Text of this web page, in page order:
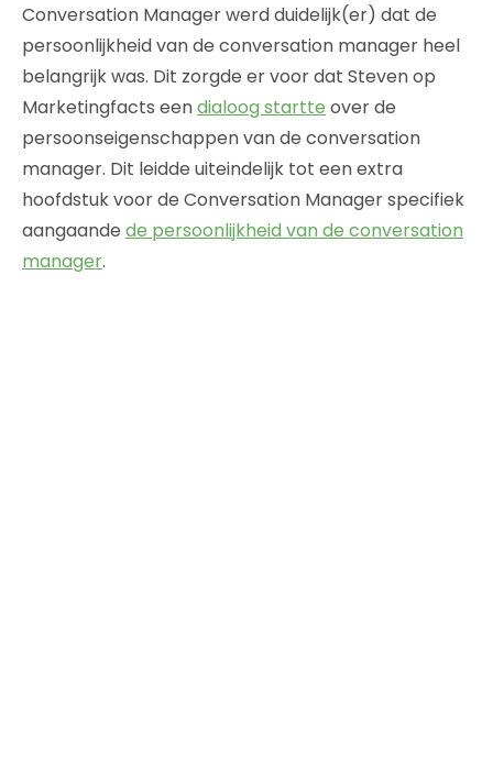
Conversation Manager werd duidelijk(er) dat de
persoonlijkheid van de conversation manager heel
belangrijk was. Dit zorgde er voor dat Steven op
Marketingfacts eendialoog startte over de
persoonseigenschappen van de conversation
manager. Dit leidde uiteindelijk tot een extra
hoofdstuk voor de Conversation Manager specifiek
aangaande de persoonlijkheid van de conversation
manager.